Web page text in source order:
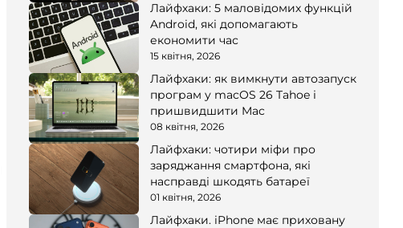
Лайфхаки: 5 маловідомих функцій
Android, які допомагають
економити час
15 квітня, 2026
Лайфхаки: як вимкнути автозапуск
програм у macOS 26 Tahoe і
пришвидшити Mac
08 квітня, 2026
Лайфхаки: чотири міфи про
заряджання смартфона, які
насправді шкодять батареї
01 квітня, 2026
Лайфхаки. iPhone має приховану